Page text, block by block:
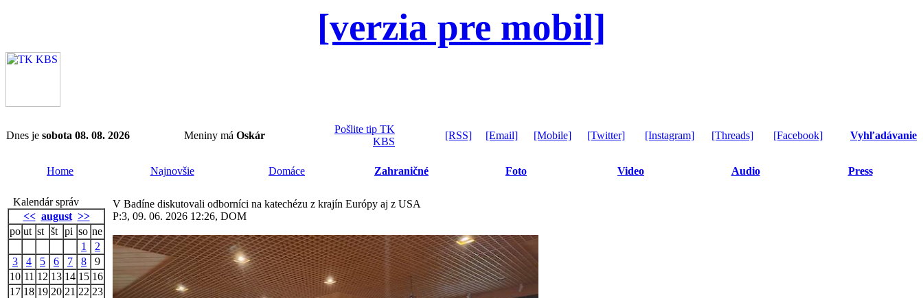
[verzia pre mobil]
Dnes je sobota 08. 08. 2026 Meniny má Oskár
Pošlite tip TK
KBS
[RSS] [Email] [Mobile] [Twitter] [Instagram] [Threads] [Facebook] Vyhľadávanie
Home Najnovšie Domáce Zahraničné Foto Video Audio Press
Kalendár správ
<< august >>
po ut st št pi so ne
1
2
3
4 5 6 7 8
9
10 11 12 13 14 15 16
17 18 19 20 21 22 23
V Badíne diskutovali odborníci na katechézu z krajín Európy aj z USA
P:3, 09. 06. 2026 12:26, DOM